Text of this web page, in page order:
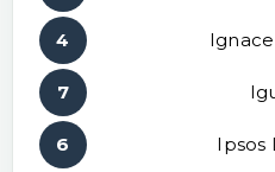
4
7
6 Ipsos